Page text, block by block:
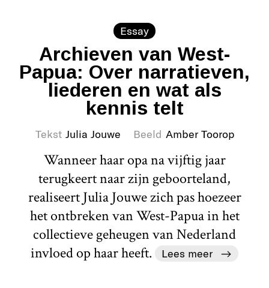
Essay
Archieven van West-
Papua: Over narratieven,
liederen en wat als
kennis telt
Tekst Julia Jouwe Beeld Amber Toorop
Wanneer haar opa na vijftig jaar
terugkeert naar zijn geboorteland,
realiseert Julia Jouwe zich pas hoezeer
het ontbreken van West-Papua in het
collectieve geheugen van Nederland
invloed op haar heeft.
Lees meer